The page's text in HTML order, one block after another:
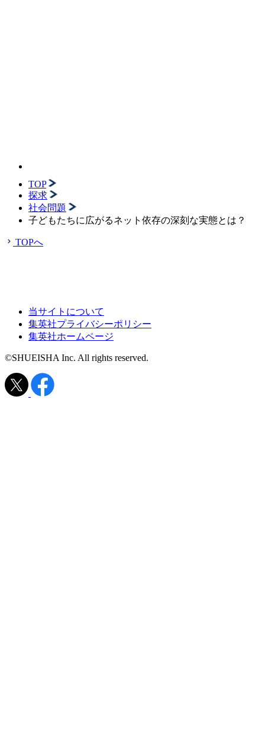
TOP
探求
社会問題
子どもたちに広がるネット依存の深刻な実態とは？
TOPへ
当サイトについて
集英社プライバシーポリシー
集英社ホームページ
©SHUEISHA Inc. All rights reserved.